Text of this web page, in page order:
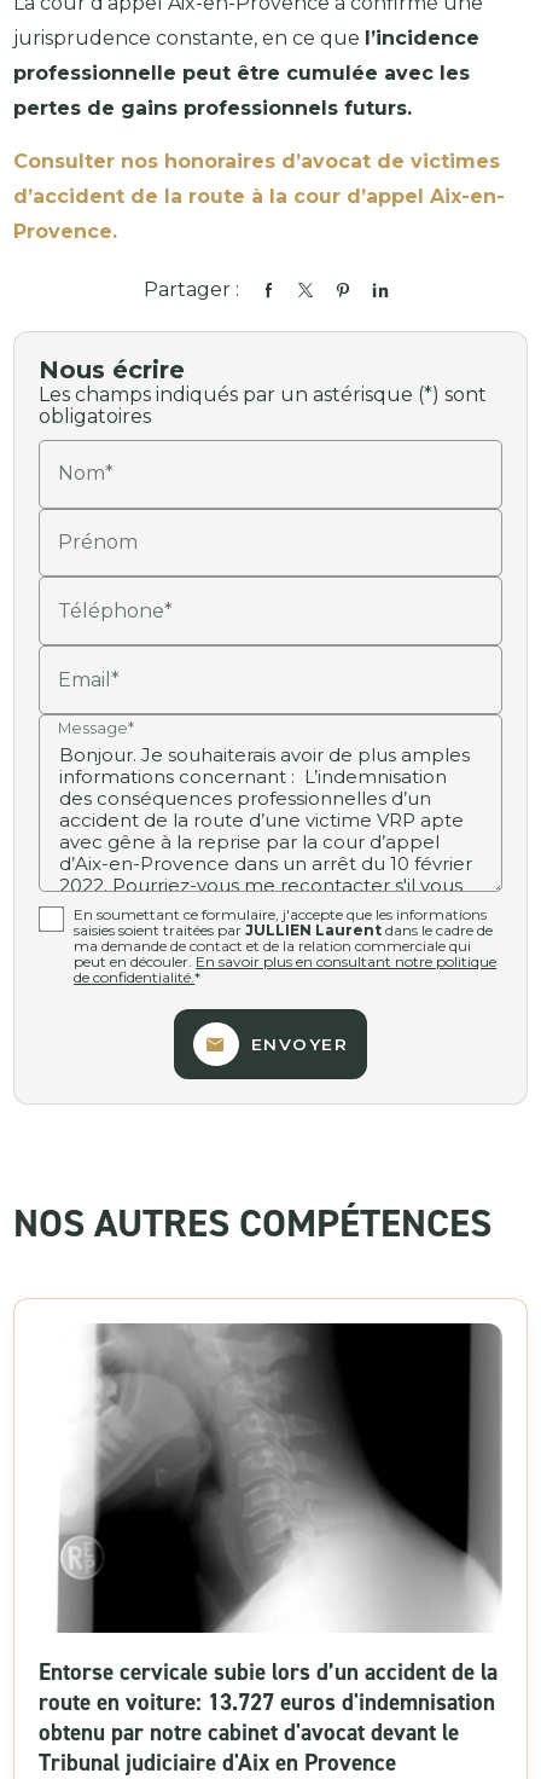
jurisprudence constante, en ce que l’incidence
professionnelle peut être cumulée avec les
pertes de gains professionnels futurs.
Consulter nos honoraires d’avocat de victimes
d’accident de la route à la cour d’appel Aix-en-
Provence.
Partager :
Nous écrire
Les champs indiqués par un astérisque (*) sont
obligatoires
Nom*
Prénom
Téléphone*
Email*
Message*
En soumettant ce formulaire, j'accepte que les informations
saisies soient traitées parJULLIEN Laurent dans le cadre de
ma demande de contact et de la relation commerciale qui
peut en découler. En savoir plus en consultant notre politique
de confidentialité.*
ENVOYER
NOS AUTRES COMPÉTENCES
Entorse cervicale subie lors d’un accident de la
route en voiture: 13.727 euros d'indemnisation
obtenu par notre cabinet d'avocat devant le
Tribunal judiciaire d'Aix en Provence